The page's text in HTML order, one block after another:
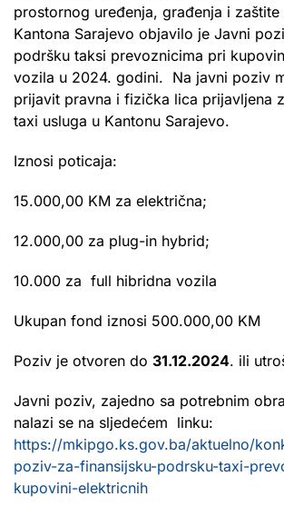
prostornog uređenja, građenja i zaštite
Kantona Sarajevo objavilo je Javni
podršku taksi prevoznicima pri
vozila u 2024. godini. Na javni poziv
prijavit pravna i fizička lica prijavljena
taxi usluga u Kantonu Sarajevo.
Iznosi poticaja:
15.000,00 KM za električna;
12.000,00 za plug-in hybrid;
10.000 za full hibridna vozila
Ukupan fond iznosi 500.000,00 KM
Poziv je otvoren do 31.12.2024. ili
Javni poziv, zajedno sa potrebnim
nalazi se na sljedećem linku:
https://mkipgo.ks.gov.ba/aktuelno/
poziv-za-finansijsku-podrsku-taxi-
kupovini-elektricnih